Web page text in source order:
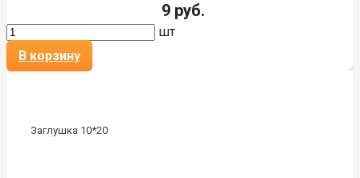
9 руб.
шт
В корзину
Заглушка 10*20